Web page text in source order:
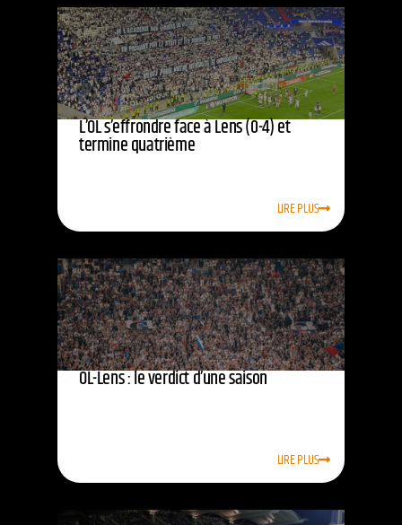
L’OL s’effrondre face à Lens (0-4) et
termine quatrième
LIRE PLUS
OL-Lens : le verdict d’une saison
LIRE PLUS